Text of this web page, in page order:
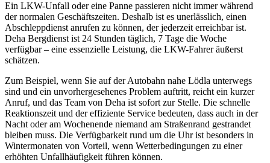
Ein LKW-Unfall oder eine Panne passieren nicht immer während
der normalen Geschäftszeiten. Deshalb ist es unerlässlich, einen
Abschleppdienst anrufen zu können, der jederzeit erreichbar ist.
Deha Bergdienst ist 24 Stunden täglich, 7 Tage die Woche
verfügbar – eine essenzielle Leistung, die LKW-Fahrer äußerst
schätzen.
Zum Beispiel, wenn Sie auf der Autobahn nahe Lödla unterwegs
sind und ein unvorhergesehenes Problem auftritt, reicht ein kurzer
Anruf, und das Team von Deha ist sofort zur Stelle. Die schnelle
Reaktionszeit und der effiziente Service bedeuten, dass auch in der
Nacht oder am Wochenende niemand am Straßenrand gestrandet
bleiben muss. Die Verfügbarkeit rund um die Uhr ist besonders in
Wintermonaten von Vorteil, wenn Wetterbedingungen zu einer
erhöhten Unfallhäufigkeit führen können.